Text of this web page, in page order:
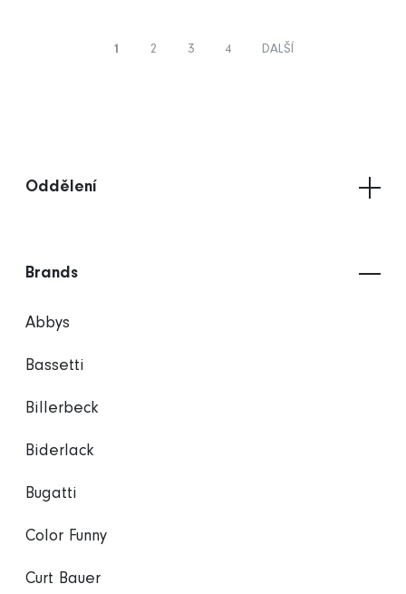
1 2 3 4 DALŠÍ
Oddělení
Brands
Abbys
Bassetti
Billerbeck
Biderlack
Bugatti
Color Funny
Curt Bauer